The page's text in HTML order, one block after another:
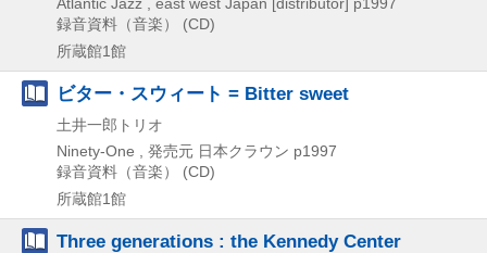
録音資料（音楽） (CD)
所蔵館1館
ビター・スウィート = Bitter sweet
土井一郎トリオ
Ninety-One , 発売元 日本クラウン p1997
録音資料（音楽） (CD)
所蔵館1館
Three generations : the Kennedy Center